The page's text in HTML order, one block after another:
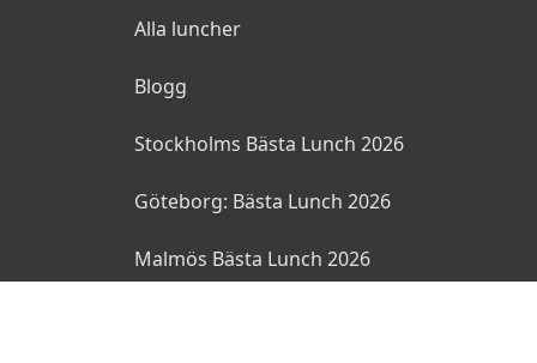
Alla luncher
Blogg
Stockholms Bästa Lunch 2026
Göteborg: Bästa Lunch 2026
Malmös Bästa Lunch 2026